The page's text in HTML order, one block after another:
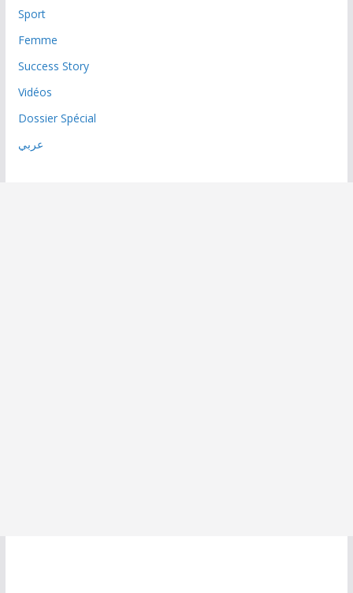
Sport
Femme
Success Story
Vidéos
Dossier Spécial
عربي